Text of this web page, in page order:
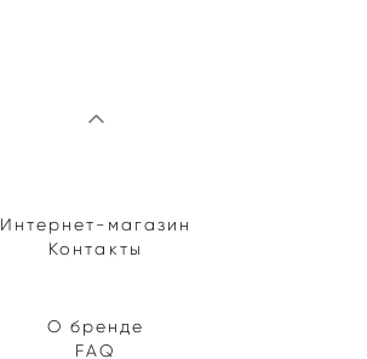
Интернет-магазин
Контакты
О бренде
FAQ